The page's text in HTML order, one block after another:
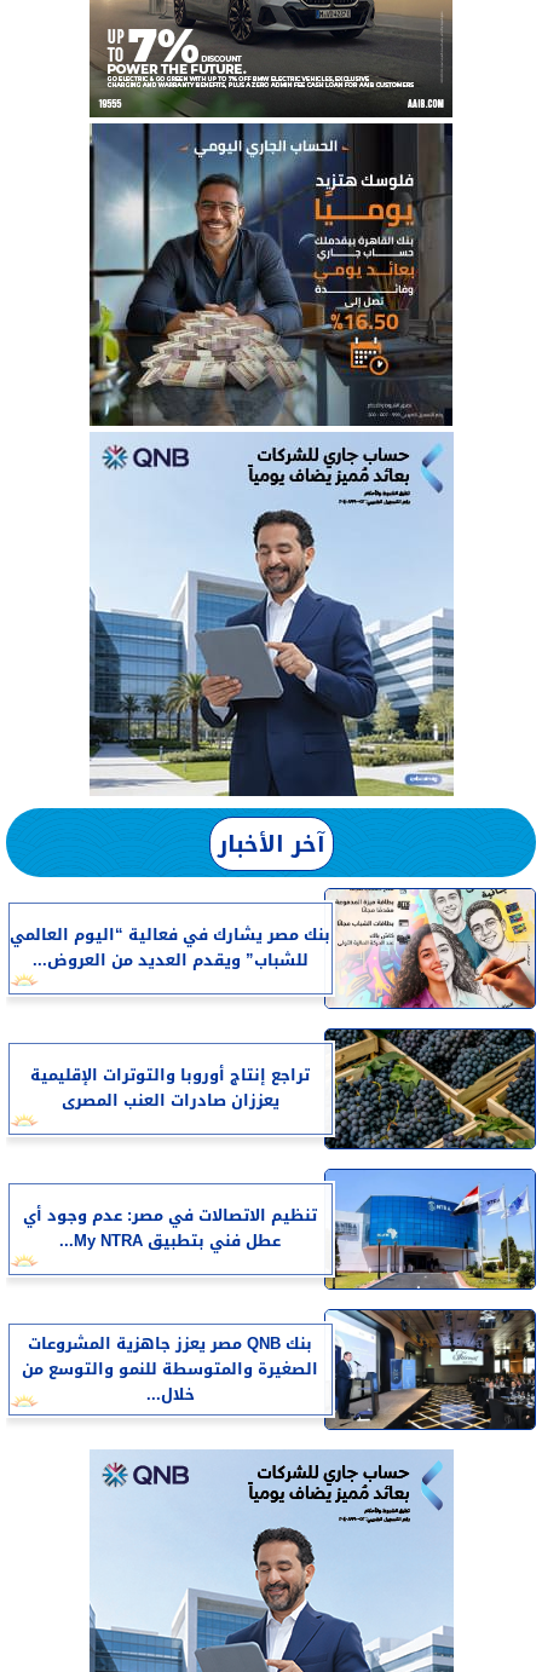
آخر الأخبار
بنك مصر يشارك في فعالية “اليوم العالمي
للشباب” ويقدم العديد من العروض...
تراجع إنتاج أوروبا والتوترات الإقليمية
يعززان صادرات العنب المصرى
تنظيم الاتصالات في مصر: عدم وجود أي
عطل فني بتطبيق My NTRA...
بنك QNB مصر يعزز جاهزية المشروعات
الصغيرة والمتوسطة للنمو والتوسع من
خلال...